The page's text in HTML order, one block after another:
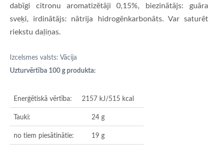
dabīgi citronu aromatizētāji 0,15%, biezinātājs: guāra
sveķi, irdinātājs: nātrija hidrogēnkarbonāts. Var saturēt
riekstu daļiņas.
Izcelsmes valsts: Vācija
Uzturvērtība 100 g produkta:
Enerģētiskā vērtība:
2157 kJ/515 kcal
Tauki:
24 g
no tiem piesātinātie:
19 g